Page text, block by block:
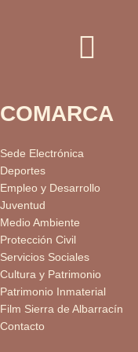
COMARCA
Sede Electrónica
Deportes
Empleo y Desarrollo
Juventud
Medio Ambiente
Protección Civil
Servicios Sociales
Cultura y Patrimonio
Patrimonio Inmaterial
Film Sierra de Albarracín
Contacto